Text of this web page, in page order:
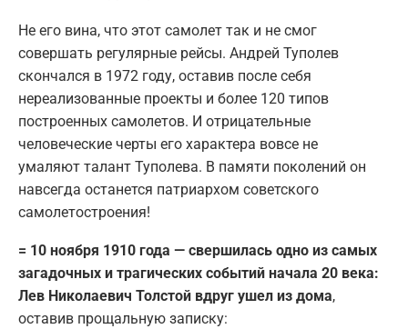
Не его вина, что этот самолет так и не смог
совершать регулярные рейсы. Андрей Туполев
скончался в 1972 году, оставив после себя
нереализованные проекты и более 120 типов
построенных самолетов. И отрицательные
человеческие черты его характера вовсе не
умаляют талант Туполева. В памяти поколений он
навсегда останется патриархом советского
самолетостроения!
= 10 ноября 1910 года — свершилась одно из самых
загадочных и трагических событий начала 20 века:
Лев Николаевич Толстой вдруг ушел из дома,
оставив прощальную записку: